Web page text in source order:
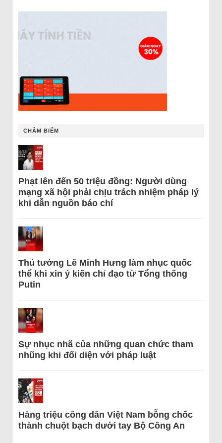
CHÂM BIẾM
Phạt lên đến 50 triệu đồng: Người dùng
mạng xã hội phải chịu trách nhiệm pháp lý
khi dẫn nguồn báo chí
Thủ tướng Lê Minh Hưng làm nhục quốc
thể khi xin ý kiến chỉ đạo từ Tổng thống
Putin
Sự nhục nhã của những quan chức tham
nhũng khi đối diện với pháp luật
Hàng triệu công dân Việt Nam bỗng chốc
thành chuột bạch dưới tay Bộ Công An